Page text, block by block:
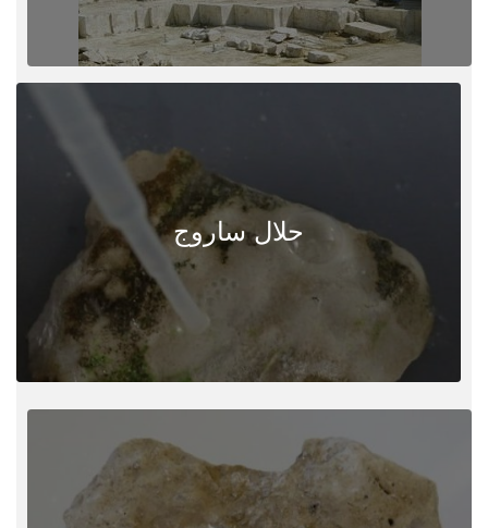
حلال ساروج